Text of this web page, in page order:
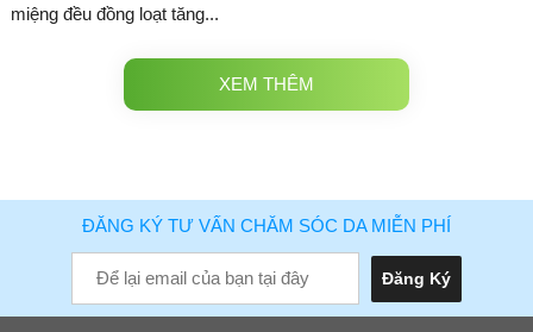
miệng đều đồng loạt tăng...
XEM THÊM
ĐĂNG KÝ TƯ VẤN CHĂM SÓC DA MIỄN PHÍ